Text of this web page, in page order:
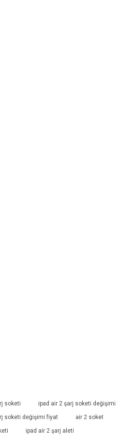
soketi
ipad air 2 şarj soketi değişimi
soketi değişimi fiyat
air 2 soket
ipad air 2 şarj aleti